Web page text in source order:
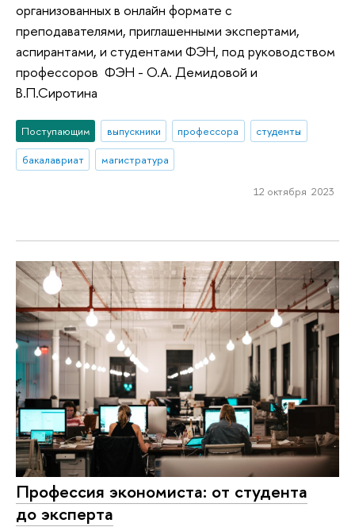
организованных в онлайн формате с
преподавателями, приглашенными экспертами,
аспирантами, и студентами ФЭН, под руководством
профессоров ФЭН - О.А. Демидовой и
В.П.Сиротина
Поступающим выпускники профессора
студенты
бакалавриат
магистратура
12 октября 2023
Профессия экономиста: от студента
до эксперта